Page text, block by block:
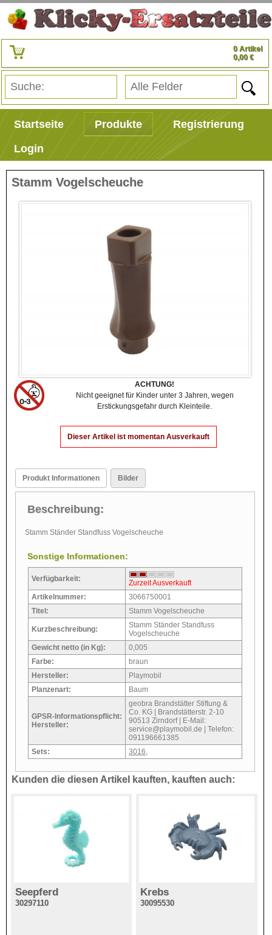
0 Artikel
0,00 €
Startseite Produkte
Registrierung
Login
Stamm Vogelscheuche
ACHTUNG!
Nicht geeignet für Kinder unter 3 Jahren, wegen
Erstickungsgefahr durch Kleinteile.
Dieser Artikel ist momentan Ausverkauft
Produkt Informationen Bilder
Beschreibung:
Stamm Ständer Standfuss Vogelscheuche
Sonstige Informationen:
Verfügbarkeit:
Zurzeit Ausverkauft
Artikelnummer:
3066750001
Titel:
Stamm Vogelscheuche
Kurzbeschreibung:
Stamm Ständer Standfuss
Vogelscheuche
Gewicht netto (in Kg):
0,005
Farbe:
braun
Hersteller:
Playmobil
Planzenart:
Baum
GPSR-Informationspflicht:
Hersteller:
geobra Brandstätter Stiftung &
Co. KG | Brandstätterstr. 2-10
90513 Zirndorf | E-Mail:
service@playmobil.de | Telefon:
091196661385
Sets:
3016
Kunden die diesen Artikel kauften, kauften auch:
Seepferd
30297110
Krebs
30095530